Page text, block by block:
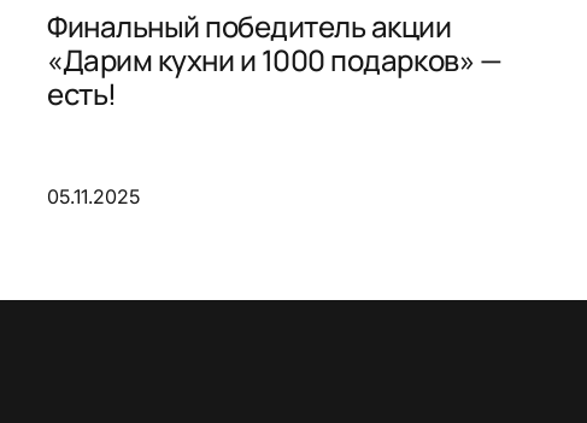
Финальный победитель акции
«Дарим кухни и 1000 подарков» —
есть!
05.11.2025